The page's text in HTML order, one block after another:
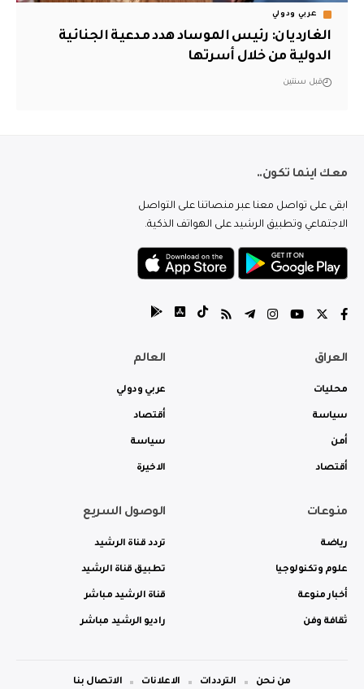
عربي ودولي
الغارديان: رئيس الموساد هدد مدعية الجنائية
الدولية من خلال أسرتها
قبل سنتين
معك اينما تكون..
ابقى على تواصل معنا عبر منصاتنا على التواصل
الاجتماعي وتطبيق الرشيد على الهواتف الذكية.
العراق
محليات
سياسة
أمن
أقتصاد
العالم
عربي ودولي
أقتصاد
سياسة
الاخيرة
منوعات
رياضة
علوم وتكنولوجيا
أخبار منوعة
ثقافة وفن
الوصول السريع
تردد قناة الرشيد
تطبيق قناة الرشيد
قناة الرشيد مباشر
راديو الرشيد مباشر
من نحن الترددات الاعلانات الاتصال بنا